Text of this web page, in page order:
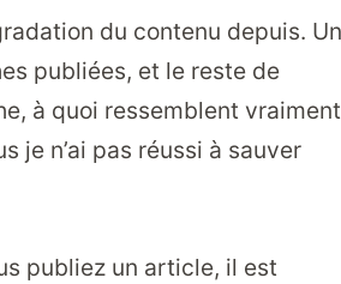
du contenu depuis.
publiées, et le reste de
à quoi ressemblent vraiment
je n’ai pas réussi à sauver
publiez un article, il est